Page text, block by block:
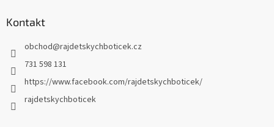
Kontakt
obchod@rajdetskychboticek.cz
731 598 131
https://www.facebook.com/rajdetskychboticek/
rajdetskychboticek